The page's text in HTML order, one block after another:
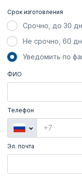
Срок изготовления
Срочно, до 30
Не срочно, 60
Уведомить по
ФИО
Телефон
Эл. почта